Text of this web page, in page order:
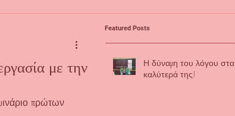
με την
πρώτων
Featured Posts
Η δύναμη του λόγου στα
καλύτερά της!